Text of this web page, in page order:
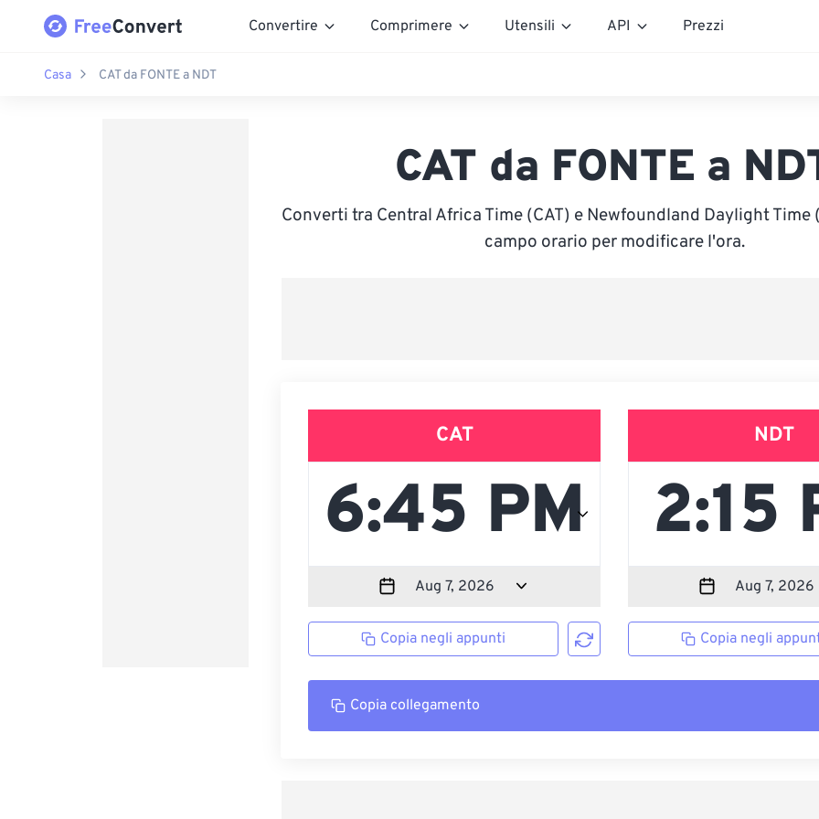
Convertire Comprimere Utensili API Prezzi
Casa CAT da FONTE a NDT
CAT da FONTE a
Converti tra Central Africa Time (CAT) e Newfoundland Daylight Time
campo orario per modificare l'ora.
CAT
Copia negli appunti
NDT
Copia negli
Copia collegamento